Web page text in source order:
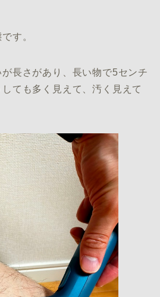
す。
長さがあり、長い物で5センチ
ても多く見えて、汚く見えて